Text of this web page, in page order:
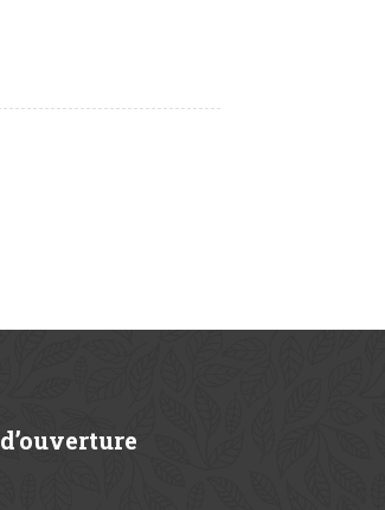
d’ouverture